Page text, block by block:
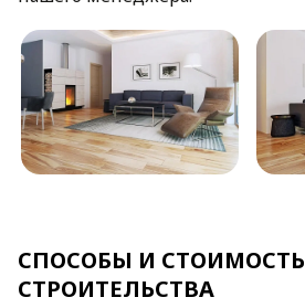
СПОСОБЫ И СТОИМОСТЬ
СТРОИТЕЛЬСТВА